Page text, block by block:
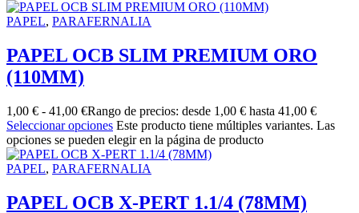
PAPEL, PARAFERNALIA
PAPEL OCB SLIM PREMIUM ORO
(110MM)
1,00 € - 41,00 €Rango de precios: desde 1,00 € hasta 41,00 €
Seleccionar opciones Este producto tiene múltiples variantes. Las
opciones se pueden elegir en la página de producto
PAPEL, PARAFERNALIA
PAPEL OCB X-PERT 1.1/4 (78MM)